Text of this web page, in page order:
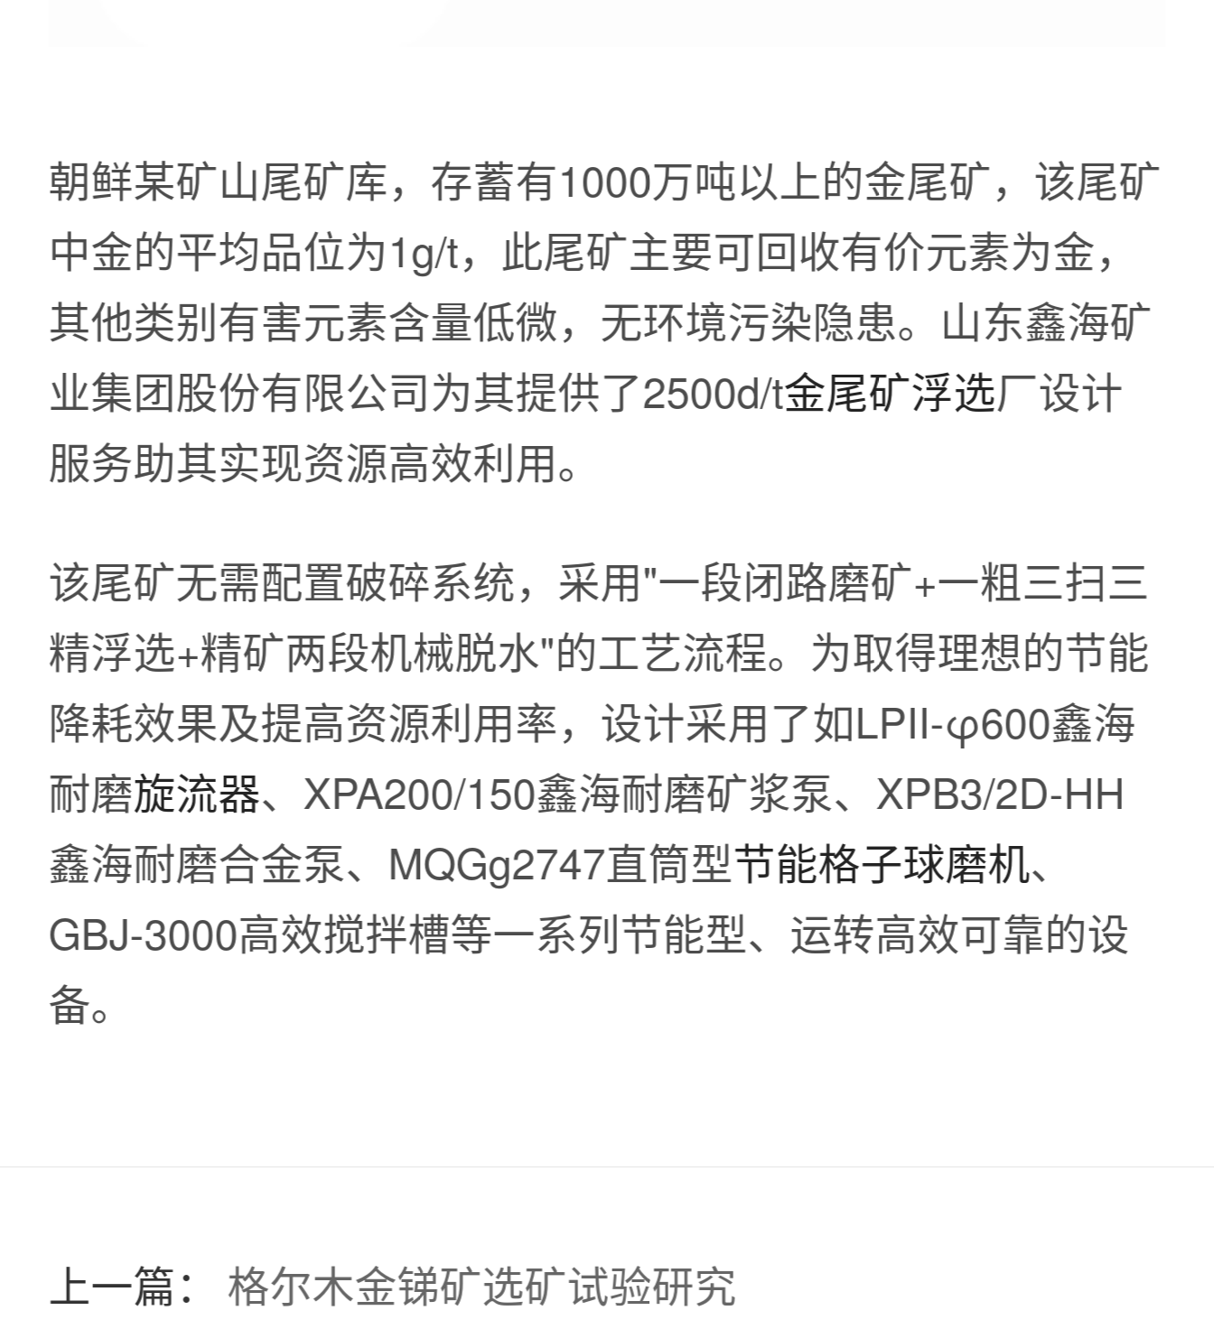
朝鲜某矿山尾矿库，存蓄有1000万吨以上的金尾矿，该尾矿
中金的平均品位为1g/t，此尾矿主要可回收有价元素为金，
其他类别有害元素含量低微，无环境污染隐患。山东鑫海矿
业集团股份有限公司为其提供了2500d/t金尾矿浮选厂设计
服务助其实现资源高效利用。
该尾矿无需配置破碎系统，采用"一段闭路磨矿+一粗三扫三
精浮选+精矿两段机械脱水"的工艺流程。为取得理想的节能
降耗效果及提高资源利用率，设计采用了如LPII-φ600鑫海
耐磨旋流器、XPA200/150鑫海耐磨矿浆泵、XPB3/2D-HH
鑫海耐磨合金泵、MQGg2747直筒型节能格子球磨机、
GBJ-3000高效搅拌槽等一系列节能型、运转高效可靠的设
备。
上一篇： 格尔木金锑矿选矿试验研究